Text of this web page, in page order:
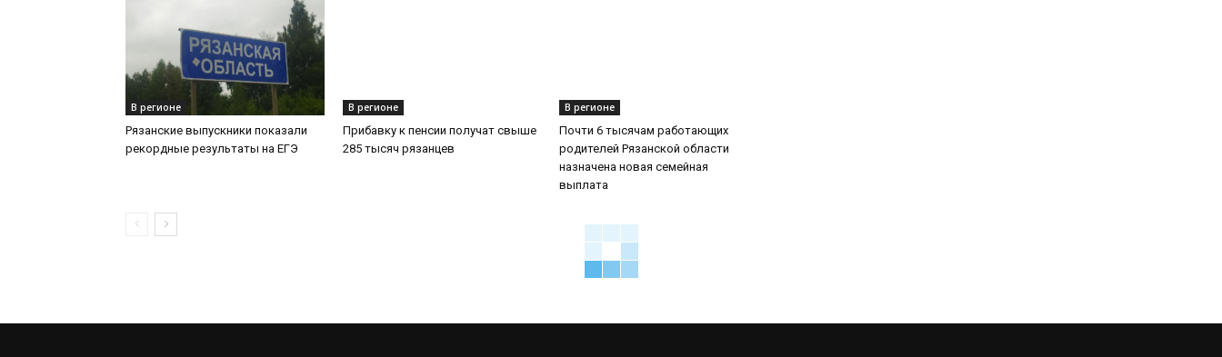
В регионе
Рязанские выпускники показали
рекордные результаты на ЕГЭ
В регионе
Прибавку к пенсии получат свыше
285 тысяч рязанцев
В регионе
Почти 6 тысячам работающих
родителей Рязанской области
назначена новая семейная
выплата